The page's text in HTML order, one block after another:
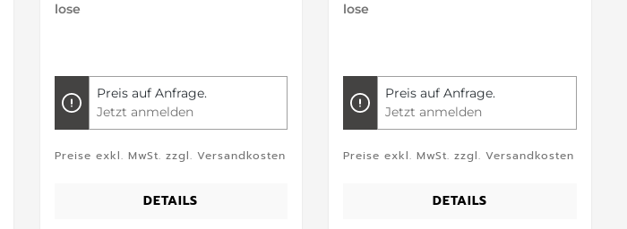
lose
Preis auf Anfrage.
Jetzt anmelden
Preise exkl. MwSt. zzgl. Versandkosten
DETAILS
lose
Preis auf Anfrage.
Jetzt anmelden
Preise exkl. MwSt. zzgl. Versandkosten
DETAILS